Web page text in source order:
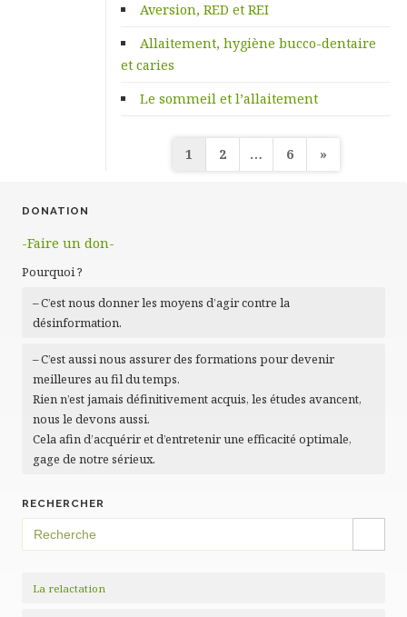
Aversion, RED et REI
Allaitement, hygiène bucco-dentaire
et caries
Le sommeil et l’allaitement
Pagination
1 2 … 6 »
DONATION
-Faire un don-
Pourquoi ?
– C’est nous donner les moyens d’agir contre la
désinformation.
– C’est aussi nous assurer des formations pour devenir
meilleures au fil du temps.
Rien n’est jamais définitivement acquis, les études avancent,
nous le devons aussi.
Cela afin d’acquérir et d’entretenir une efficacité optimale,
gage de notre sérieux.
RECHERCHER
Search
for:
SEARCH BUTTON
La relactation